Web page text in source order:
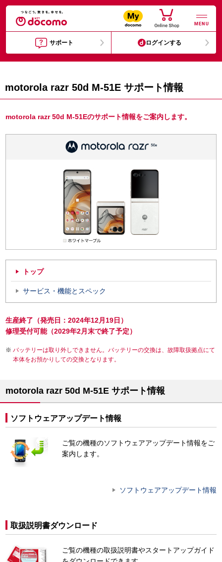
MENU
サポート ログインする
motorola razr 50d M-51E サポート情報
motorola razr 50d M-51Eのサポート情報をご案内します。
トップ
サービス・機能とスペック
生産終了（発売日：2024年12月19日）
修理受付可能（2029年2月末で終了予定）
バッテリーは取り外しできません。バッテリーの交換は、故障取扱拠点にて
本体をお預かりしての交換となります。
motorola razr 50d M-51E サポート情報
ソフトウェアアップデート情報
ご覧の機種のソフトウェアアップデート情報をご
案内します。
ソフトウェアアップデート情報
取扱説明書ダウンロード
ご覧の機種の取扱説明書やスタートアップガイド